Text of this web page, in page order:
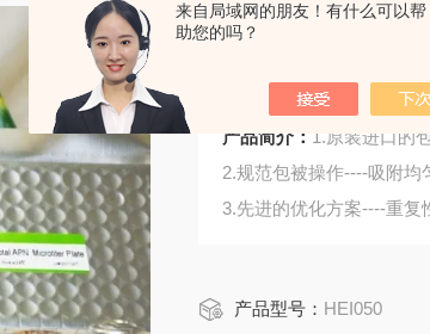
来自局域网的朋友！有什么可以帮
助您的吗？
产品简介： 1.原装进口的
2.规范包被操作----吸附均
3.先进的优化方案----重复
6.检测指标齐全：炎症因
产品型号： HEI050